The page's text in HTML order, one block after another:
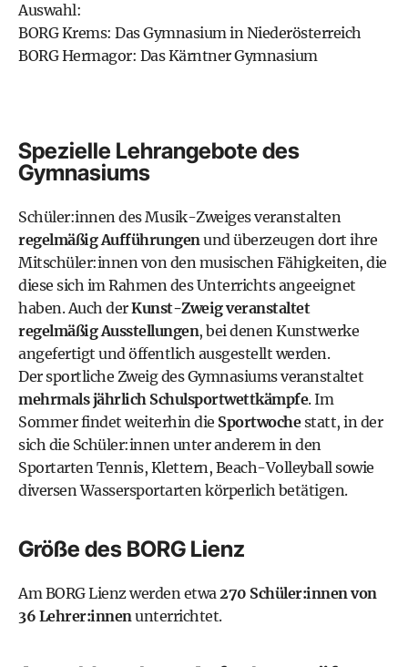
Auswahl:
BORG Krems: Das Gymnasium in Niederösterreich
BORG Hermagor: Das Kärntner Gymnasium
Spezielle Lehrangebote des
Gymnasiums
Schüler:innen des Musik-Zweiges veranstalten
regelmäßig Aufführungenund überzeugen dort ihre
Mitschüler:innen von den musischen Fähigkeiten, die
diese sich im Rahmen des Unterrichts angeeignet
haben. Auch derKunst-Zweig veranstaltet
regelmäßig Ausstellungen, bei denen Kunstwerke
angefertigt und öffentlich ausgestellt werden.
Der sportliche Zweig des Gymnasiums veranstaltet
mehrmals jährlich Schulsportwettkämpfe. Im
Sommer findet weiterhin die Sportwochestatt, in der
sich die Schüler:innen unter anderem in den
Sportarten Tennis, Klettern, Beach-Volleyball sowie
diversen Wassersportarten körperlich betätigen.
Größe des BORG Lienz
Am BORG Lienz werden etwa270 Schüler:innen von
36 Lehrer:innenunterrichtet.